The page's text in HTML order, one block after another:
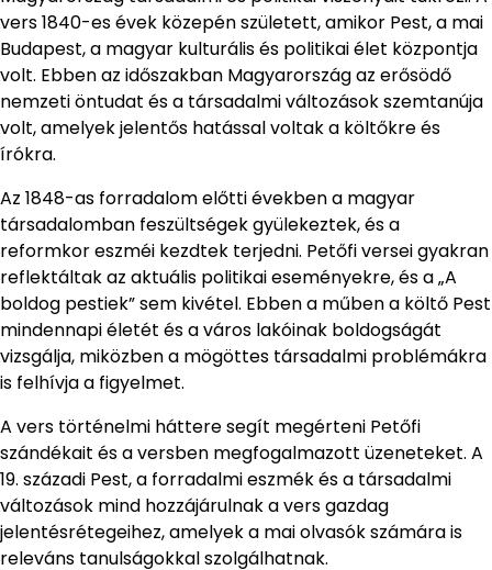
vers 1840-es évek közepén született, amikor Pest, a mai
Budapest, a magyar kulturális és politikai élet központja
volt. Ebben az időszakban Magyarország az erősödő
nemzeti öntudat és a társadalmi változások szemtanúja
volt, amelyek jelentős hatással voltak a költőkre és
írókra.
Az 1848-as forradalom előtti években a magyar
társadalomban feszültségek gyülekeztek, és a
reformkor eszméi kezdtek terjedni. Petőfi versei gyakran
reflektáltak az aktuális politikai eseményekre, és a „A
boldog pestiek” sem kivétel. Ebben a műben a költő Pest
mindennapi életét és a város lakóinak boldogságát
vizsgálja, miközben a mögöttes társadalmi problémákra
is felhívja a figyelmet.
A vers történelmi háttere segít megérteni Petőfi
szándékait és a versben megfogalmazott üzeneteket. A
19. századi Pest, a forradalmi eszmék és a társadalmi
változások mind hozzájárulnak a vers gazdag
jelentésrétegeihez, amelyek a mai olvasók számára is
releváns tanulságokkal szolgálhatnak.